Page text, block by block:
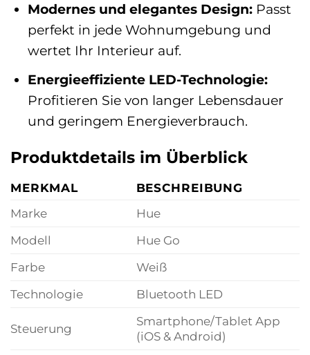
Modernes und elegantes Design:Passt
perfekt in jede Wohnumgebung und
wertet Ihr Interieur auf.
Energieeffiziente LED-Technologie:
Profitieren Sie von langer Lebensdauer
und geringem Energieverbrauch.
Produktdetails im Überblick
MERKMAL
BESCHREIBUNG
Marke
Hue
Modell
Hue Go
Farbe
Weiß
Technologie
Bluetooth LED
Steuerung
Smartphone/Tablet App
(iOS & Android)